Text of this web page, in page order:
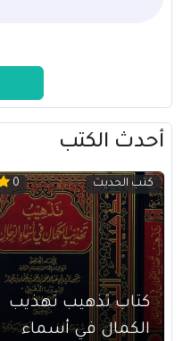
أحدث الكتب
كتب الحديث 0
كتاب تذهيب تهذيب
الكمال في أسماء